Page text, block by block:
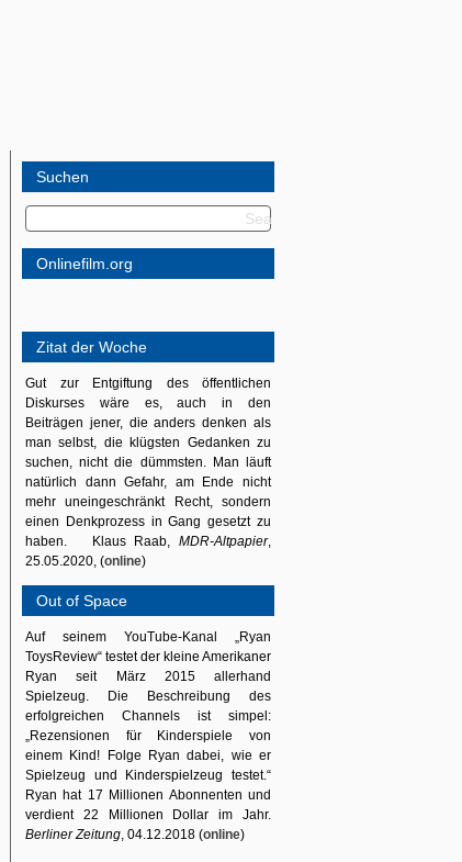
Suchen
Onlinefilm.org
Zitat der Woche
Gut zur Entgiftung des öffentlichen
Diskurses wäre es, auch in den
Beiträgen jener, die anders denken als
man selbst, die klügsten Gedanken zu
suchen, nicht die dümmsten. Man läuft
natürlich dann Gefahr, am Ende nicht
mehr uneingeschränkt Recht, sondern
einen Denkprozess in Gang gesetzt zu
haben. Klaus Raab, MDR-Altpapier,
25.05.2020, (online)
Out of Space
Auf seinem YouTube-Kanal „Ryan
ToysReview“ testet der kleine Amerikaner
Ryan seit März 2015 allerhand
Spielzeug. Die Beschreibung des
erfolgreichen Channels ist simpel:
„Rezensionen für Kinderspiele von
einem Kind! Folge Ryan dabei, wie er
Spielzeug und Kinderspielzeug testet.“
Ryan hat 17 Millionen Abonnenten und
verdient 22 Millionen Dollar im Jahr.
Berliner Zeitung, 04.12.2018 (online)